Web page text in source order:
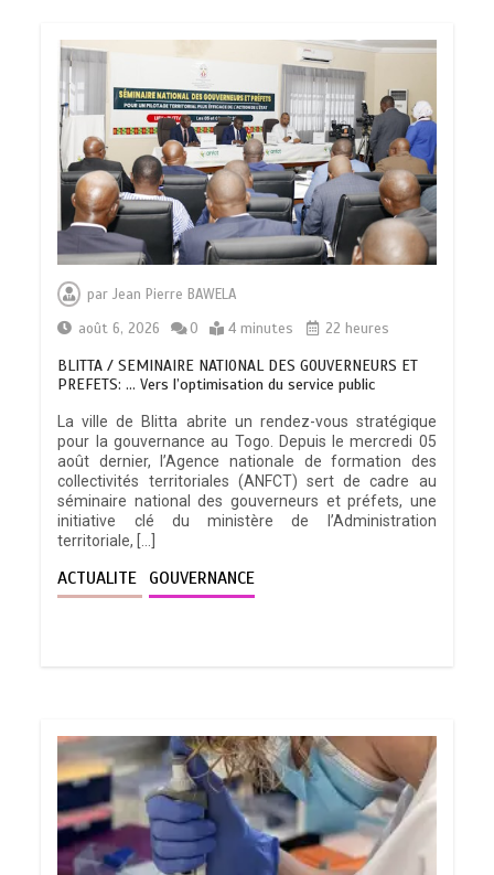
parJean Pierre BAWELA
août 6, 2026
0 4 minutes 22 heures
BLITTA / SEMINAIRE NATIONAL DES GOUVERNEURS ET
PREFETS: … Vers l’optimisation du service public
La ville de Blitta abrite un rendez-vous stratégique
pour la gouvernance au Togo. Depuis le mercredi 05
août dernier, l’Agence nationale de formation des
collectivités territoriales (ANFCT) sert de cadre au
séminaire national des gouverneurs et préfets, une
initiative clé du ministère de l’Administration
territoriale, […]
ACTUALITE GOUVERNANCE